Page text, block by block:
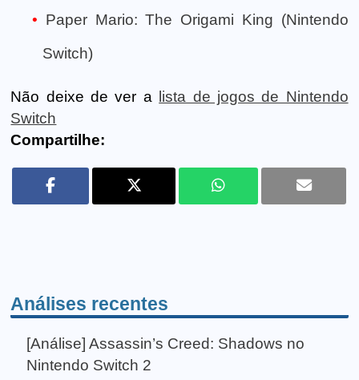
Paper Mario: The Origami King (Nintendo
Switch)
Não deixe de ver a
lista de jogos de Nintendo
Switch
Compartilhe:
Análises recentes
[Análise] Assassin’s Creed: Shadows no
Nintendo Switch 2